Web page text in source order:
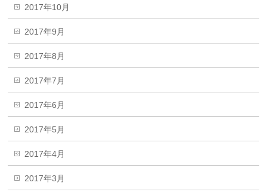
2017年10月
2017年9月
2017年8月
2017年7月
2017年6月
2017年5月
2017年4月
2017年3月